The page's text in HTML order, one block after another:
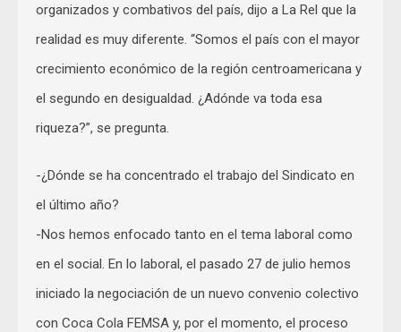
organizados y combativos del país, dijo a La Rel que la
realidad es muy diferente. “Somos el país con el mayor
crecimiento económico de la región centroamericana y
el segundo en desigualdad. ¿Adónde va toda esa
riqueza?”, se pregunta.
-¿Dónde se ha concentrado el trabajo del Sindicato en
el último año?
-Nos hemos enfocado tanto en el tema laboral como
en el social. En lo laboral, el pasado 27 de julio hemos
iniciado la negociación de un nuevo convenio colectivo
con Coca Cola FEMSA y, por el momento, el proceso